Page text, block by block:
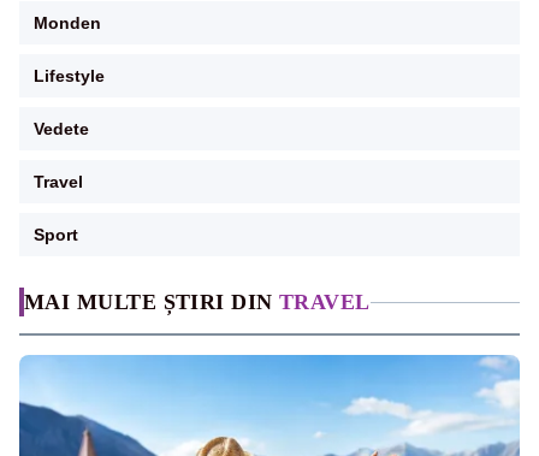
MAI MULTE ȘTIRI DIN TRAVEL
Monden
Lifestyle
Vedete
Travel
Sport